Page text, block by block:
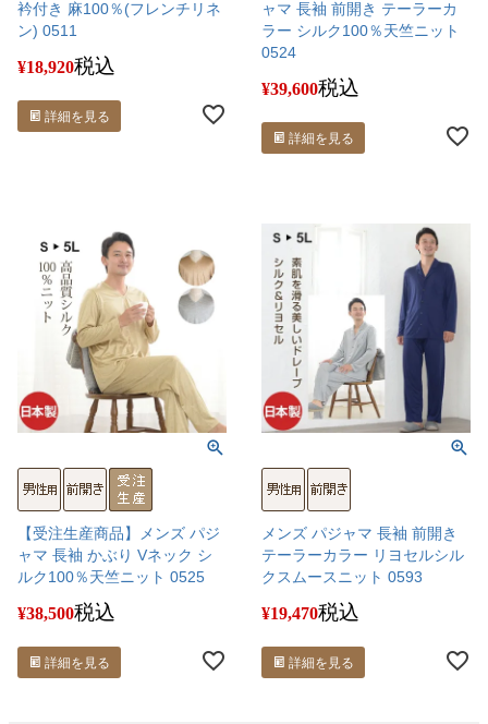
衿付き 麻100％(フレンチリネ
ン) 0511
¥18,920税込
詳細を見る
ャマ 長袖 前開き テーラーカ
ラー シルク100％天竺ニット
0524
¥39,600税込
詳細を見る
【受注生産商品】メンズ パジ
ャマ 長袖 かぶり Vネック シ
ルク100％天竺ニット 0525
¥38,500税込
詳細を見る
メンズ パジャマ 長袖 前開き
テーラーカラー リヨセルシル
クスムースニット 0593
¥19,470税込
詳細を見る